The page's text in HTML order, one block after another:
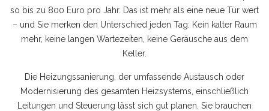
so bis zu 800 Euro pro Jahr. Das ist mehr als eine neue Tür wert
– und Sie merken den Unterschied jeden Tag: Kein kalter Raum
mehr, keine langen Wartezeiten, keine Geräusche aus dem
Keller.
Die Heizungssanierung der umfassende Austausch oder
Modernisierung des gesamten Heizsystems, einschließlich
Leitungen und Steuerung lässt sich gut planen. Sie brauchen